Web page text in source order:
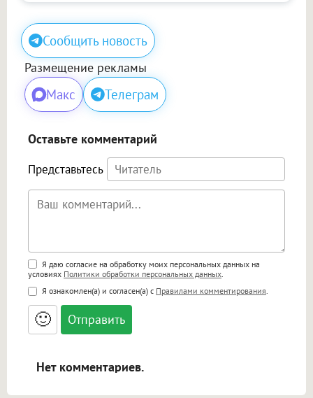
Сообщить новость
Размещение рекламы
Макс Телеграм
Оставьте комментарий
Представьтесь
Поддержка HTML
<b>, <strong>, <u>, <i>, <em>, <s>, <big>,
<small>, <sup>, <sub>, <pre>, <ul>, <ol>, <li>,
<blockquote>, <code> экранирует HTML,
адреса URL автоматически становятся
ссылками, и [img]адрес[/img] будет
Я даю согласие на обработку моих персональных данных на
условиях Политики обработки персональных данных.
Я ознакомлен(а) и согласен(а) с Правилами комментирования.
🙂
Нет комментариев.